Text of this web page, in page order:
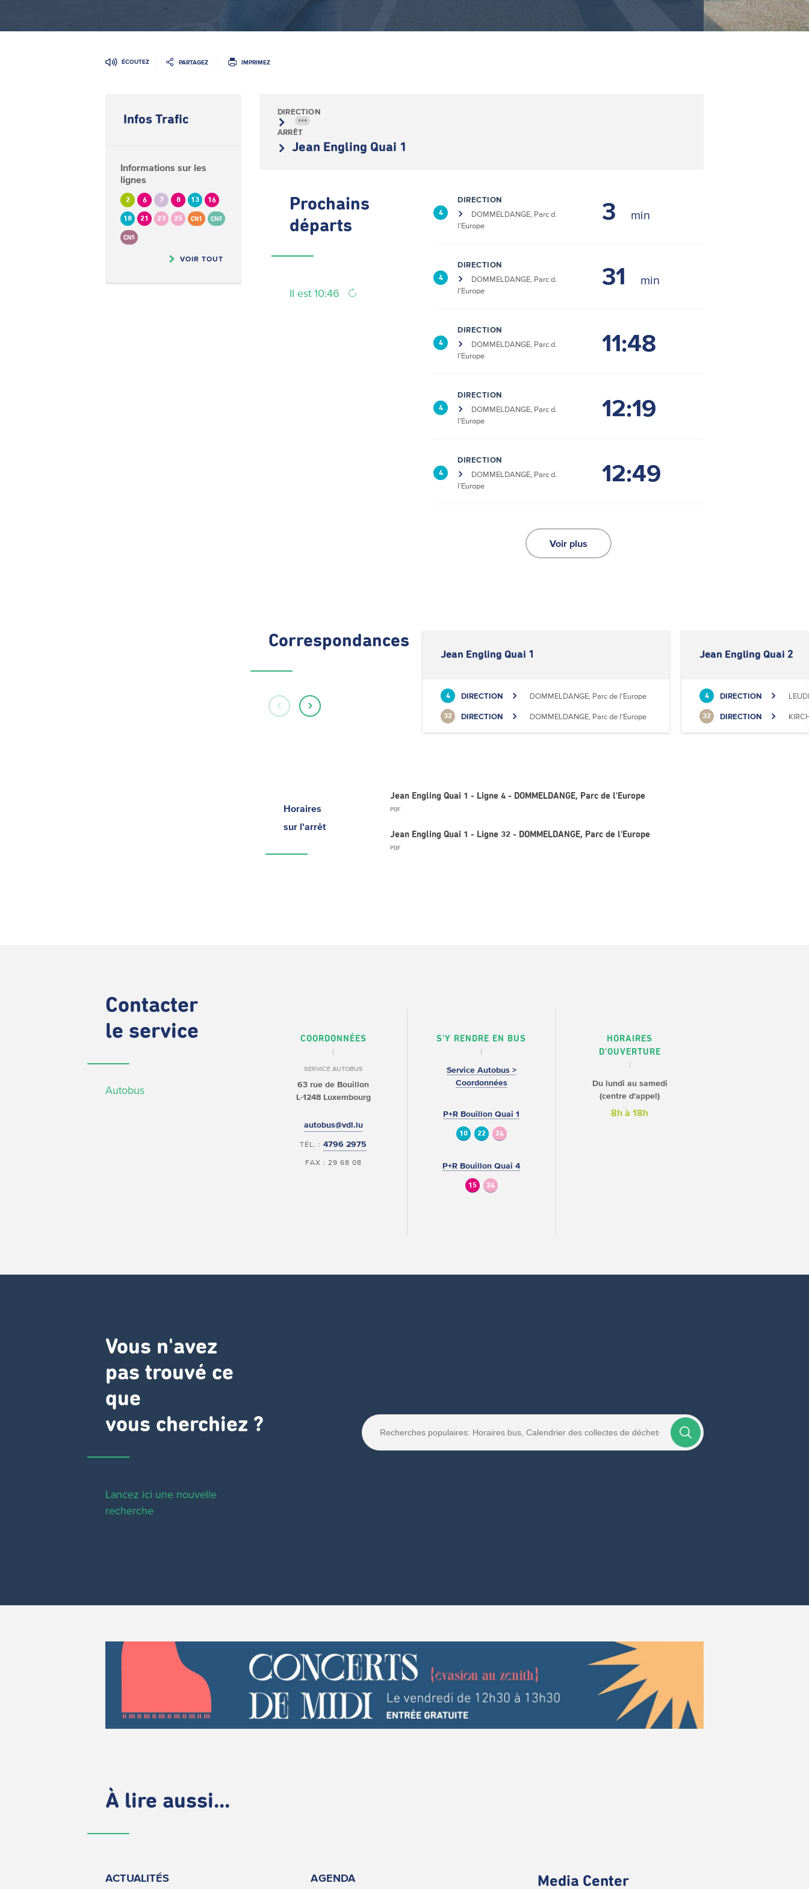
ÉCOUTEZ PARTAGEZ IMPRIMEZ
Infos Trafic
Informations sur les
lignes
2 6 7 8 13 16
18 21 23 25 CN1 CN2
CN5
VOIR TOUT
DIRECTION
•••
ARRÊT
Jean Engling Quai 1
Prochains
départs
Il est 10:46
4
DIRECTION
DOMMELDANGE, Parc d.
l'Europe
3
4
DIRECTION
DOMMELDANGE, Parc d.
l'Europe
31
4
DIRECTION
DOMMELDANGE, Parc d.
l'Europe
11:48
4
DIRECTION
DOMMELDANGE, Parc d.
l'Europe
12:19
4
DIRECTION
DOMMELDANGE, Parc d.
l'Europe
12:49
Voir plus
Correspondances
Jean Engling Quai 1
4 DIRECTION DOMMELDANGE, Parc de l'Europe
32 DIRECTION DOMMELDANGE, Parc de l'Europe
Jean Engling Quai 2
4 DIRECTION
32 DIRECTION
Horaires
sur l'arrêt
Jean Engling Quai 1 - Ligne 4 - DOMMELDANGE, Parc de l'Europe
PDF
Jean Engling Quai 1 - Ligne 32 - DOMMELDANGE, Parc de l'Europe
PDF
Contacter
le service
Autobus
COORDONNÉES
SERVICE AUTOBUS
63 rue de Bouillon
L-1248 Luxembourg
autobus@vdl.lu
TÉL. :4796 2975
FAX : 29 68 08
S'Y RENDRE EN BUS
Service Autobus >
Coordonnées
P+R Bouillon Quai 1
10 22 24
P+R Bouillon Quai 4
15 24
HORAIRES
D'OUVERTURE
Du lundi au samedi
(centre d'appel)
8h à 18h
Vous n'avez
pas trouvé ce
que
vous cherchiez ?
Lancez ici une nouvelle
recherche
À lire aussi...
ACTUALITÉS AGENDA Media Center